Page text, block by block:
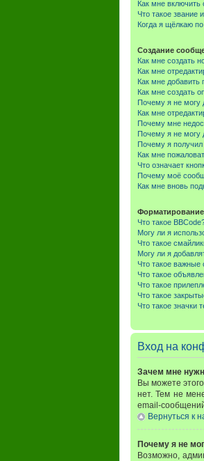
Как мне включить
Что такое звание
Когда я щёлкаю
Создание
Как мне создать
Как мне
Как мне
Как мне создать
Почему я не могу
Как мне
Почему мне
Почему я не могу
Почему я
Как мне
Что означает
Почему моё
Как мне вновь
Что такое
Могу ли я
Что такое
Могу ли я
Что такое важные
Что такое
Что такое
Что такое
Что такое значки
Вход на
Зачем мне
Вы можете
нет. Тем не
email-
Вернуться к
Почему я не
Возможно,